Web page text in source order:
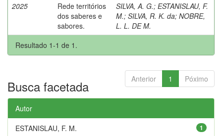
2025
Rede territórios
dos saberes e
sabores.
SILVA, A. G.; ESTANISLAU, F.
M.; SILVA, R. K. da; NOBRE,
L. L. DE M.
Resultado 1-1 de 1.
Anterior 1 Póximo
Busca facetada
Autor
1
ESTANISLAU, F. M.